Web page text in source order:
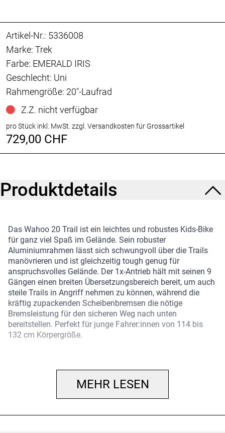
Artikel-Nr.: 5336008
Marke: Trek
Farbe: EMERALD IRIS
Geschlecht: Uni
Rahmengröße: 20"-Laufrad
Z.Z. nicht verfügbar
pro Stück inkl. MwSt. zzgl. Versandkosten für Grossartikel
729,00 CHF
Produktdetails
Das Wahoo 20 Trail ist ein leichtes und robustes Kids-Bike
für ganz viel Spaß im Gelände. Sein robuster
Aluminiumrahmen lässt sich schwungvoll über die Trails
manövrieren und ist gleichzeitig tough genug für
anspruchsvolles Gelände. Der 1x-Antrieb hält mit seinen 9
Gängen einen breiten Übersetzungsbereich bereit, um auch
steile Trails in Angriff nehmen zu können, während die
kräftig zupackenden Scheibenbremsen die nötige
Bremsleistung für den sicheren Weg nach unten
bereitstellen. Perfekt für junge Fahrer:innen von 114 bis
132 cm Körpergröße.
von breiten Stollenreifen, reichlich Gänge für
herausfordernde Anstiege und die zuverlässige
MEHR LESEN